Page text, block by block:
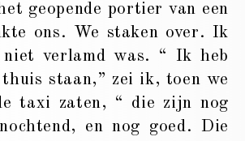
geopende portier van een
ons. We staken over. Ik
verlamd was. “ Ik heb
thuis staan,” zei ik, toen we
taxi zaten, “ die zijn nog
en nog goed. Die